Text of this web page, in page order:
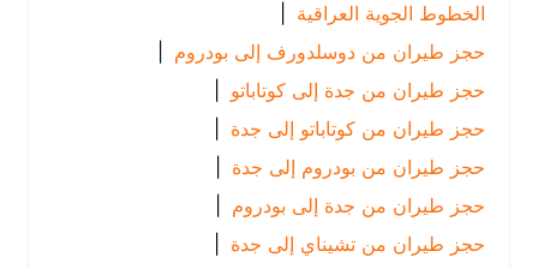
الخطوط الجوية العراقية
حجز طيران من دوسلدورف إلى بودروم |
حجز طيران من جدة إلى كوتاباتو |
حجز طيران من كوتاباتو إلى جدة
حجز طيران من بودروم إلى جدة
حجز طيران من جدة إلى بودروم |
حجز طيران من تشيناي إلى جدة